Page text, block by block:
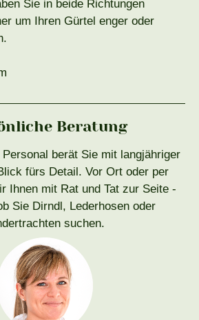
Sie in beide Richtungen
um Ihren Gürtel enger oder
Beratung
berät Sie mit langjähriger
fürs Detail. Vor Ort oder per
Ihnen mit Rat und Tat zur Seite -
Sie Dirndl, Lederhosen oder
suchen.